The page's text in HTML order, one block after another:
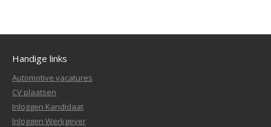
Handige links
Automotive vacatures
CV plaatsen
Inloggen Kandidaat
Inloggen Werkgever